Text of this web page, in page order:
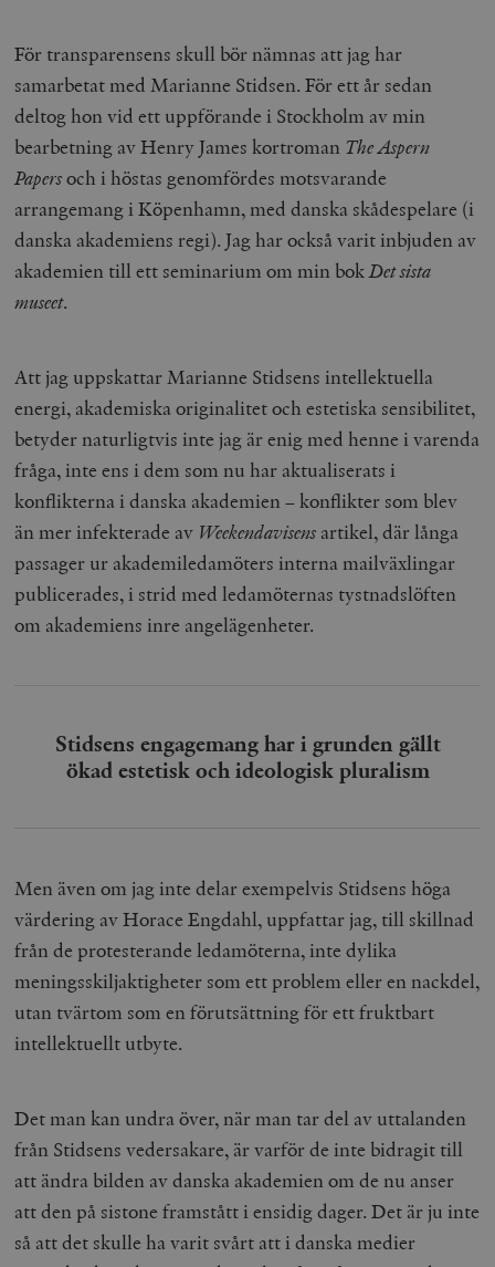
För transparensens skull bör nämnas att jag har
samarbetat med Marianne Stidsen. För ett år sedan
deltog hon vid ett uppförande i Stockholm av min
bearbetning av Henry James kortroman The Aspern
Papersoch i höstas genomfördes motsvarande
arrangemang i Köpenhamn, med danska skådespelare (i
danska akademiens regi). Jag har också varit inbjuden av
akademien till ett seminarium om min bokDet sista
museet.
Att jag uppskattar Marianne Stidsens intellektuella
energi, akademiska originalitet och estetiska sensibilitet,
betyder naturligtvis inte jag är enig med henne i varenda
fråga, inte ens i dem som nu har aktualiserats i
konflikterna i danska akademien – konflikter som blev
än mer infekterade av Weekendavisens artikel, där långa
passager ur akademiledamöters interna mailväxlingar
publicerades, i strid med ledamöternas tystnadslöften
om akademiens inre angelägenheter.
Stidsens engagemang har i grunden gällt
ökad estetisk och ideologisk pluralism
Men även om jag inte delar exempelvis Stidsens höga
värdering av Horace Engdahl, uppfattar jag, till skillnad
från de protesterande ledamöterna, inte dylika
meningsskiljaktigheter som ett problem eller en nackdel,
utan tvärtom som en förutsättning för ett fruktbart
intellektuellt utbyte.
Det man kan undra över, när man tar del av uttalanden
från Stidsens vedersakare, är varför de inte bidragit till
att ändra bilden av danska akademien om de nu anser
att den på sistone framstått i ensidig dager. Det är ju inte
så att det skulle ha varit svårt att i danska medier